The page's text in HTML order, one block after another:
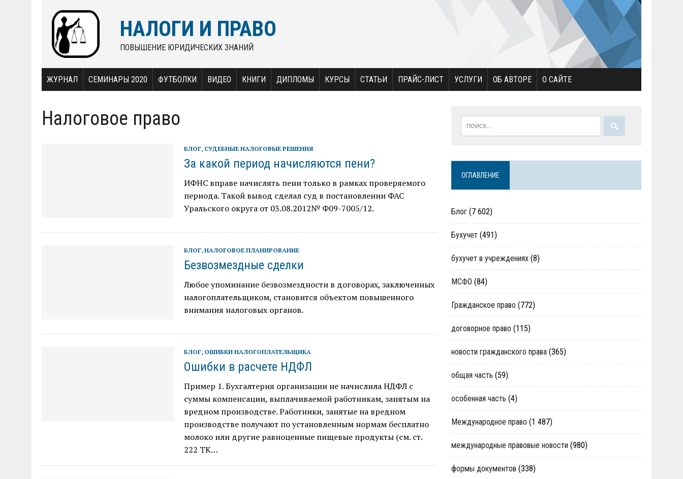
НАЛОГИ И ПРАВО
ПОВЫШЕНИЕ ЮРИДИЧЕСКИХ ЗНАНИЙ
ЖУРНАЛ СЕМИНАРЫ 2020 ФУТБОЛКИ ВИДЕО КНИГИ ДИПЛОМЫ КУРСЫ СТАТЬИ ПРАЙС-ЛИСТ УСЛУГИ ОБ АВТОРЕ О САЙТЕ
Налоговое право
БЛОГ, СУДЕБНЫЕ НАЛОГОВЫЕ РЕШЕНИЯ
За какой период начисляются пени?
ИФНС вправе начислять пени только в рамках проверяемого
периода. Такой вывод сделал суд в постановлении ФАС
Уральского округа от 03.08.2012№ Ф09-7005/12.
БЛОГ, НАЛОГОВОЕ ПЛАНИРОВАНИЕ
Безвозмездные сделки
Любое упоминание безвозмездности в договорах, заключенных
налогоплательщиком, становится объектом повышенного
внимания налоговых органов.
БЛОГ, ОШИБКИ НАЛОГОПЛАТЕЛЬЩИКА
Ошибки в расчете НДФЛ
Пример 1. Бухгалтерия организации не начислила НДФЛ с
суммы компенсации, выплачиваемой работникам, занятым на
вредном производстве. Работники, занятые на вредном
производстве получают по установленным нормам бесплатно
молоко или другие равноценные пищевые продукты (см. ст.
222 ТК…
ОГЛАВЛЕНИЕ
Блог (7 602)
Бухучет (491)
бухучет в учреждениях (8)
МСФО (84)
Гражданское право (772)
договорное право (115)
новости гражданского права (365)
общая часть (59)
особенная часть (4)
Международное право (1 487)
международные правовые новости (980)
формы документов (338)